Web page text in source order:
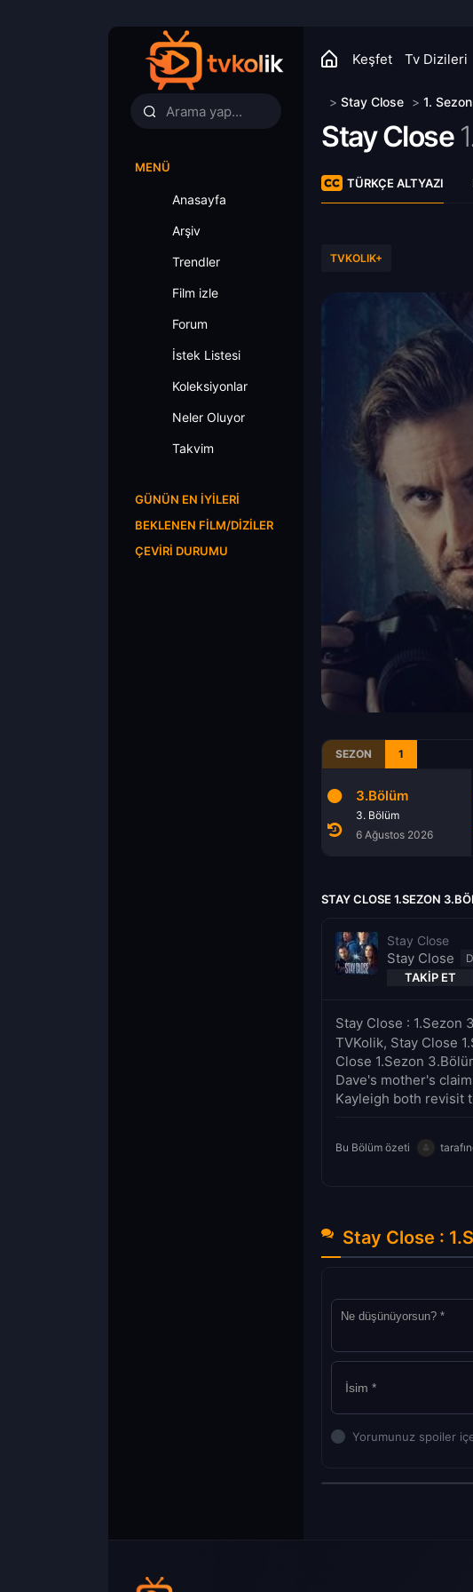
Keşfet Tv Dizileri
MENÜ
Anasayfa
Arşiv
Trendler
Film izle
Forum
İstek Listesi
Koleksiyonlar
Neler Oluyor
Takvim
GÜNÜN EN İYILERI
BEKLENEN FILM/DIZILER
ÇEVIRI DURUMU
> Stay Close > 1. Sezon
Stay Close
TÜRKÇE ALTYAZI
TVKOLIK+
SEZON 1
3.Bölüm
3. Bölüm
6 Ağustos 2026
STAY CLOSE 1.SEZON
Stay Close
Stay Close
TAKIP ET
Stay Close : 1.Sezon
TVKolik, Stay Close
Close 1.Sezon
Dave's mother's
Kayleigh both revisit
Bu Bölüm özeti
Stay Close :
Yorumunuz spoiler